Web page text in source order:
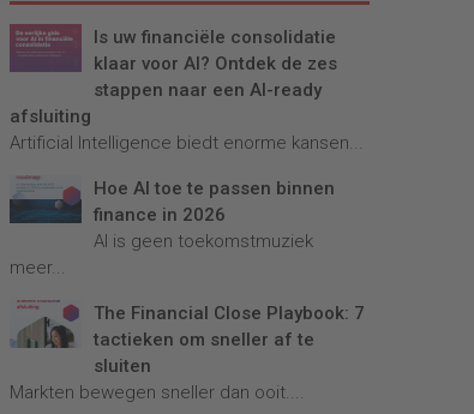
Is uw financiële consolidatie
klaar voor AI? Ontdek de zes
stappen naar een AI-ready
afsluiting
Artificial Intelligence biedt enorme kansen...
Hoe AI toe te passen binnen
finance in 2026
AI is geen toekomstmuziek
meer...
The Financial Close Playbook: 7
tactieken om sneller af te
sluiten
Markten bewegen sneller dan ooit....